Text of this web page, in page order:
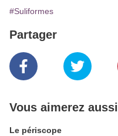
#Suliformes
Partager
Vous aimerez aussi
Le périscope